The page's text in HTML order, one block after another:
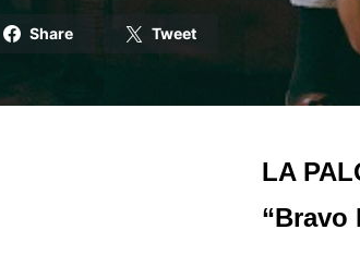
Share Tweet
LA
“Bravo